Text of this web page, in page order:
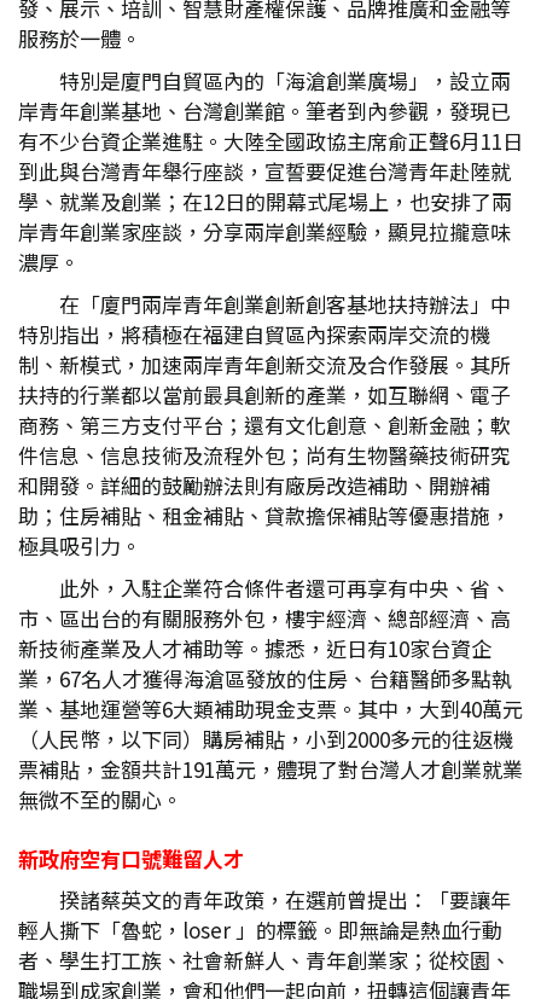
發、展示、培訓、智慧財產權保護、品牌推廣和金融等
服務於一體。
特別是廈門自貿區內的「海滄創業廣場」，設立兩
岸青年創業基地、台灣創業館。筆者到內參觀，發現已
有不少台資企業進駐。大陸全國政協主席俞正聲6月11日
到此與台灣青年舉行座談，宣誓要促進台灣青年赴陸就
學、就業及創業；在12日的開幕式尾場上，也安排了兩
岸青年創業家座談，分享兩岸創業經驗，顯見拉攏意味
濃厚。
在「廈門兩岸青年創業創新創客基地扶持辦法」中
特別指出，將積極在福建自貿區內探索兩岸交流的機
制、新模式，加速兩岸青年創新交流及合作發展。其所
扶持的行業都以當前最具創新的產業，如互聯網、電子
商務、第三方支付平台；還有文化創意、創新金融；軟
件信息、信息技術及流程外包；尚有生物醫藥技術研究
和開發。詳細的鼓勵辦法則有廠房改造補助、開辦補
助；住房補貼、租金補貼、貸款擔保補貼等優惠措施，
極具吸引力。
此外，入駐企業符合條件者還可再享有中央、省、
市、區出台的有關服務外包，樓宇經濟、總部經濟、高
新技術產業及人才補助等。據悉，近日有10家台資企
業，67名人才獲得海滄區發放的住房、台籍醫師多點執
業、基地運營等6大類補助現金支票。其中，大到40萬元
（人民幣，以下同）購房補貼，小到2000多元的往返機
票補貼，金額共計191萬元，體現了對台灣人才創業就業
無微不至的關心。
新政府空有口號難留人才
揆諸蔡英文的青年政策，在選前曾提出：「要讓年
輕人撕下「魯蛇，loser 」的標籤。即無論是熱血行動
者、學生打工族、社會新鮮人、青年創業家；從校園、
職場到成家創業，會和他們一起向前，扭轉這個讓青年